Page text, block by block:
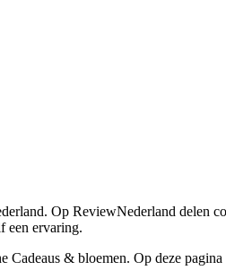
Op ReviewNederland delen
een ervaring.
& bloemen. Op deze